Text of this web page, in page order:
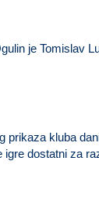
je Tomislav
prikaza kluba
dostatni za